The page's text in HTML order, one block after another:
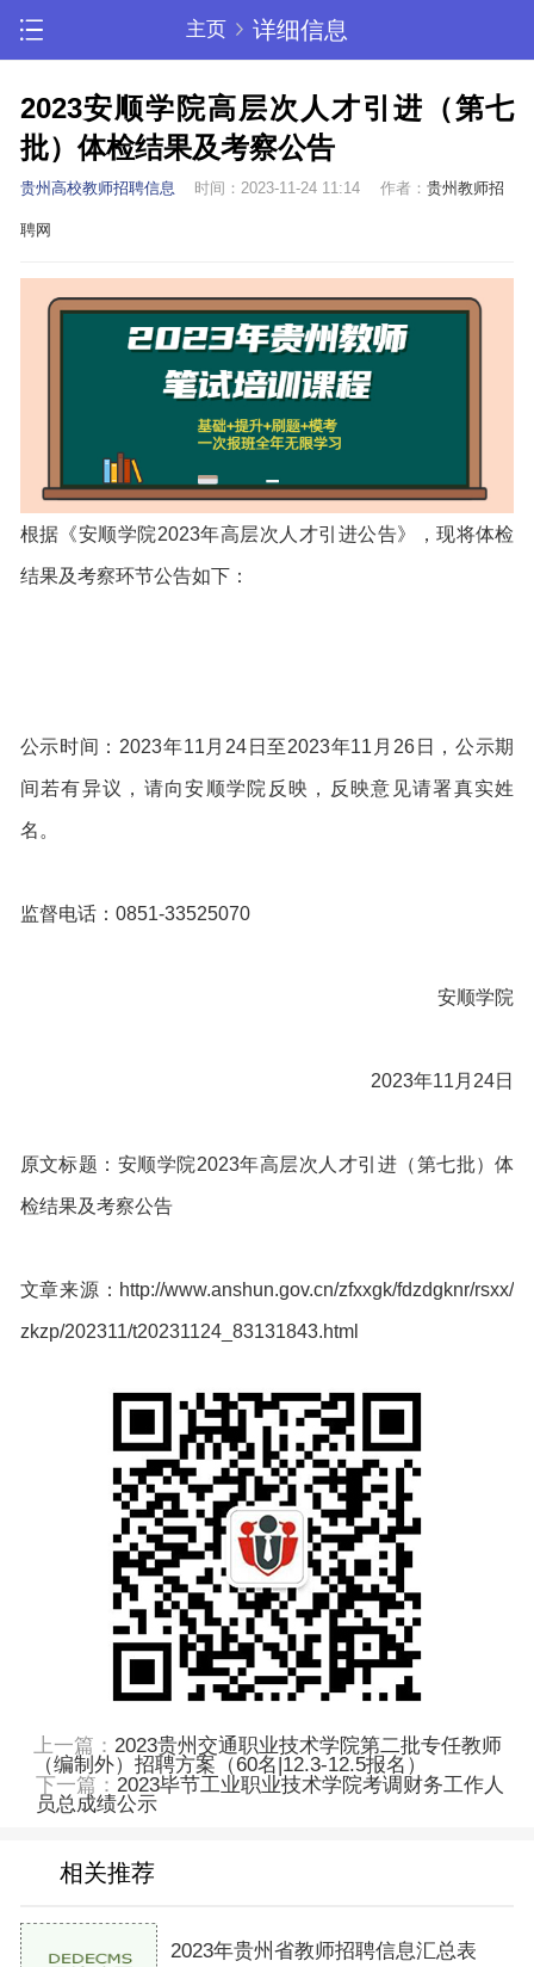
主页 详细信息
2023安顺学院高层次人才引进（第七
批）体检结果及考察公告
贵州高校教师招聘信息 时间：2023-11-24 11:14 作者： 贵州教师招
聘网
根据《安顺学院2023年高层次人才引进公告》，现将体检
结果及考察环节公告如下：
公示时间：2023年11月24日至2023年11月26日，公示期
间若有异议，请向安顺学院反映，反映意见请署真实姓
名。
监督电话：0851-33525070
安顺学院
2023年11月24日
原文标题：安顺学院2023年高层次人才引进（第七批）体
检结果及考察公告
文章来源：http://www.anshun.gov.cn/zfxxgk/fdzdgknr/rsxx/
zkzp/202311/t20231124_83131843.html
上一篇： 2023贵州交通职业技术学院第二批专任教师
（编制外）招聘方案（60名|12.3-12.5报名）
下一篇： 2023毕节工业职业技术学院考调财务工作人
员总成绩公示
相关推荐
2023年贵州省教师招聘信息汇总表